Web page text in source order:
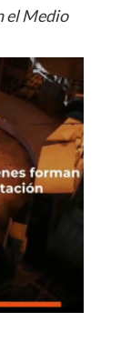
el Medio